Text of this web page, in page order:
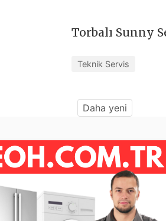
Torbalı Sunny
Teknik Servis
Daha yeni